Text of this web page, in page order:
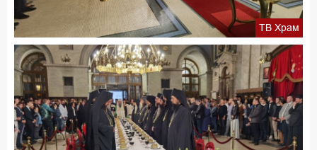
ТВ Храм